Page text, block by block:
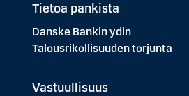
Tietoa pankista
Danske Bankin ydin
Talousrikollisuuden torjunta
Vastuullisuus